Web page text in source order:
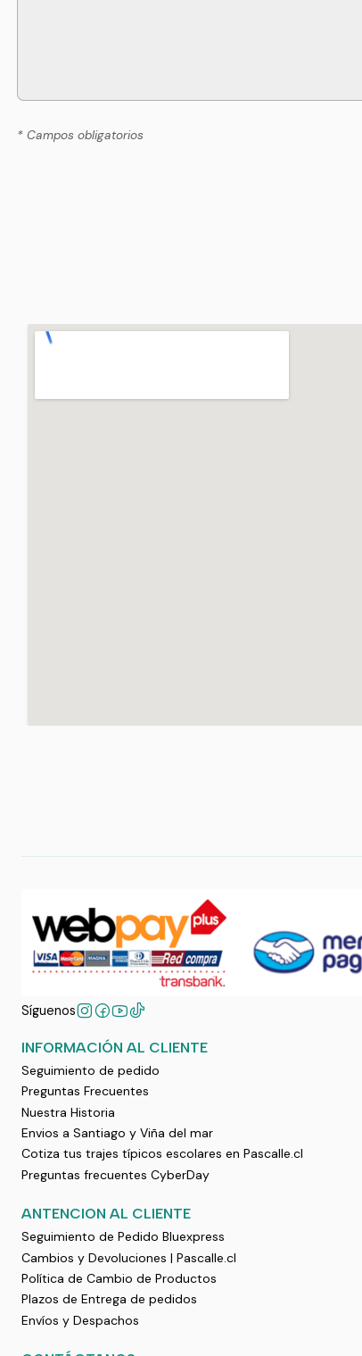
* Campos obligatorios
Síguenos
INFORMACIÓN AL CLIENTE
Seguimiento de pedido
Preguntas Frecuentes
Nuestra Historia
Envios a Santiago y Viña del mar
Cotiza tus trajes típicos escolares en Pascalle.cl
Preguntas frecuentes CyberDay
ANTENCION AL CLIENTE
Seguimiento de Pedido Bluexpress
Cambios y Devoluciones | Pascalle.cl
Política de Cambio de Productos
Plazos de Entrega de pedidos
Envíos y Despachos